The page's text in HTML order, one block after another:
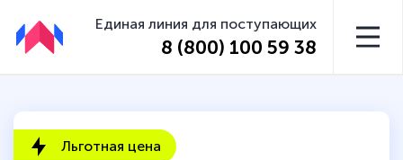
Единая линия для поступающих
8 (800) 100 59 38
Льготная цена